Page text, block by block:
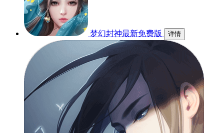
梦幻封神最新免费版 详情